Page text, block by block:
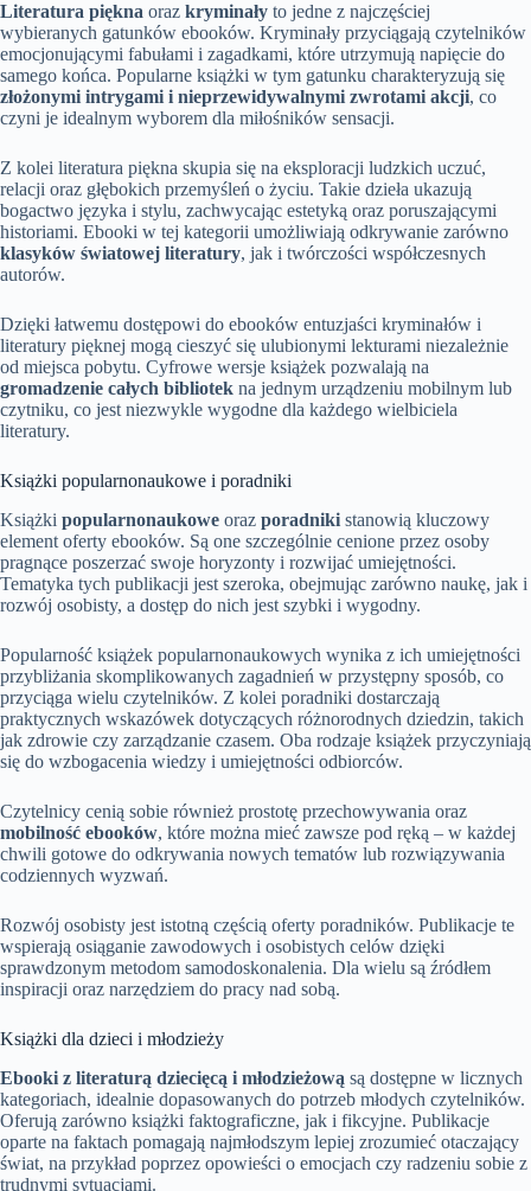
Literatura piękna oraz kryminały to jedne z najczęściej
wybieranych gatunków ebooków. Kryminały przyciągają czytelników
emocjonującymi fabułami i zagadkami, które utrzymują napięcie do
samego końca. Popularne książki w tym gatunku charakteryzują się
złożonymi intrygami i nieprzewidywalnymi zwrotami akcji, co
czyni je idealnym wyborem dla miłośników sensacji.
Z kolei literatura piękna skupia się na eksploracji ludzkich uczuć,
relacji oraz głębokich przemyśleń o życiu. Takie dzieła ukazują
bogactwo języka i stylu, zachwycając estetyką oraz poruszającymi
historiami. Ebooki w tej kategorii umożliwiają odkrywanie zarówno
klasyków światowej literatury, jak i twórczości współczesnych
autorów.
Dzięki łatwemu dostępowi do ebooków entuzjaści kryminałów i
literatury pięknej mogą cieszyć się ulubionymi lekturami niezależnie
od miejsca pobytu. Cyfrowe wersje książek pozwalają na
gromadzenie całych bibliotek na jednym urządzeniu mobilnym lub
czytniku, co jest niezwykle wygodne dla każdego wielbiciela
literatury.
Książki popularnonaukowe i poradniki
Książki popularnonaukowe oraz poradniki stanowią kluczowy
element oferty ebooków. Są one szczególnie cenione przez osoby
pragnące poszerzać swoje horyzonty i rozwijać umiejętności.
Tematyka tych publikacji jest szeroka, obejmując zarówno naukę, jak i
rozwój osobisty, a dostęp do nich jest szybki i wygodny.
Popularność książek popularnonaukowych wynika z ich umiejętności
przybliżania skomplikowanych zagadnień w przystępny sposób, co
przyciąga wielu czytelników. Z kolei poradniki dostarczają
praktycznych wskazówek dotyczących różnorodnych dziedzin, takich
jak zdrowie czy zarządzanie czasem. Oba rodzaje książek przyczyniają
się do wzbogacenia wiedzy i umiejętności odbiorców.
Czytelnicy cenią sobie również prostotę przechowywania oraz
mobilność ebooków, które można mieć zawsze pod ręką – w każdej
chwili gotowe do odkrywania nowych tematów lub rozwiązywania
codziennych wyzwań.
Rozwój osobisty jest istotną częścią oferty poradników. Publikacje te
wspierają osiąganie zawodowych i osobistych celów dzięki
sprawdzonym metodom samodoskonalenia. Dla wielu są źródłem
inspiracji oraz narzędziem do pracy nad sobą.
Książki dla dzieci i młodzieży
Ebooki z literaturą dziecięcą i młodzieżową są dostępne w licznych
kategoriach, idealnie dopasowanych do potrzeb młodych czytelników.
Oferują zarówno książki faktograficzne, jak i fikcyjne. Publikacje
oparte na faktach pomagają najmłodszym lepiej zrozumieć otaczający
świat, na przykład poprzez opowieści o emocjach czy radzeniu sobie z
trudnymi sytuacjami.